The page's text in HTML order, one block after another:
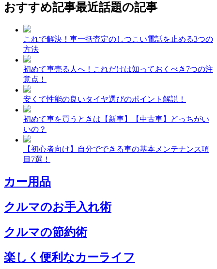
おすすめ記事最近話題の記事
これで解決！車一括査定のしつこい電話を止める3つの
方法
初めて車売る人へ！これだけは知っておくべき7つの注
意点！
安くて性能の良いタイヤ選びのポイント解説！
初めて車を買うときは【新車】【中古車】どっちがい
いの？
【初心者向け】自分でできる車の基本メンテナンス項
目7選！
カー用品
クルマのお手入れ術
クルマの節約術
楽しく便利なカーライフ